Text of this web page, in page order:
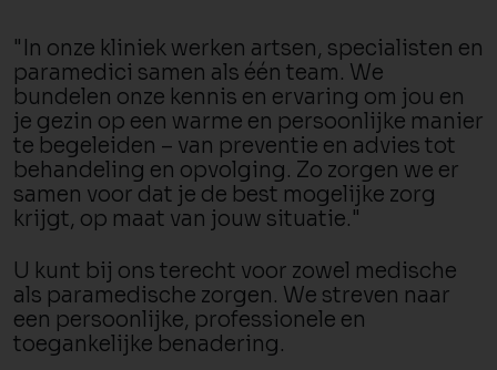
"In onze kliniek werken artsen, specialisten en
paramedici samen als één team. We
bundelen onze kennis en ervaring om jou en
je gezin op een warme en persoonlijke manier
te begeleiden – van preventie en advies tot
behandeling en opvolging. Zo zorgen we er
samen voor dat je de best mogelijke zorg
krijgt, op maat van jouw situatie."
U kunt bij ons terecht voor zowel medische
als paramedische zorgen. We streven naar
een persoonlijke, professionele en
toegankelijke benadering.